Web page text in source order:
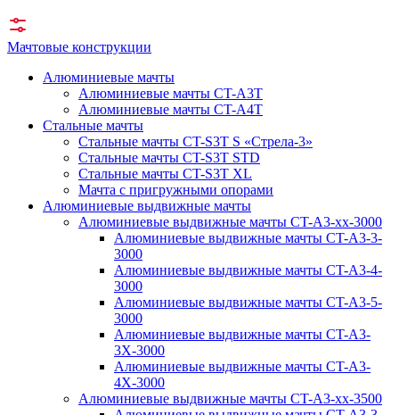
Мачтовые конструкции
Алюминиевые мачты
Алюминиевые мачты CT-A3T
Алюминиевые мачты CT-A4T
Стальные мачты
Стальные мачты CT-S3T S «Стрела-3»
Стальные мачты CT-S3T STD
Стальные мачты CT-S3T XL
Мачта с пригружными опорами
Алюминиевые выдвижные мачты
Алюминиевые выдвижные мачты CT-A3-xx-3000
Алюминиевые выдвижные мачты CT-A3-3-
3000
Алюминиевые выдвижные мачты CT-A3-4-
3000
Алюминиевые выдвижные мачты CT-A3-5-
3000
Алюминиевые выдвижные мачты CT-A3-
3X-3000
Алюминиевые выдвижные мачты CT-A3-
4X-3000
Алюминиевые выдвижные мачты CT-A3-xx-3500